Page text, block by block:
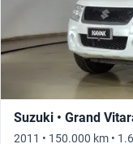
Suzuki • Grand
2011 • 150.000 km •